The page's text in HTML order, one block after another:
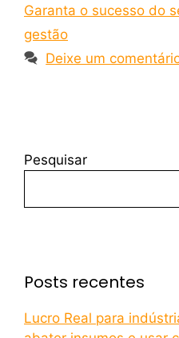
Garanta o sucesso do
gestão
Deixe um
Pesquisar
Posts recentes
Lucro Real para